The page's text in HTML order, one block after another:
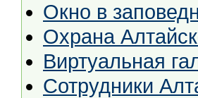
Окно в
Охрана
Виртуальная
Сотрудники